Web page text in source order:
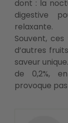
dont : la
digestive
relaxante.
Souvent,
d’autres
saveur
de 0,2%,
provoque